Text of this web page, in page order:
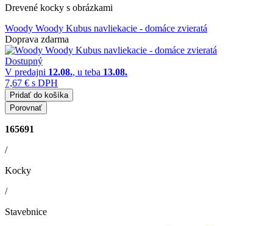
Drevené kocky s obrázkami
Woody Woody Kubus navliekacie - domáce zvieratá
Doprava zdarma
Dostupný
V predajni 12.08., u teba 13.08.
7,67 € s DPH
Pridať do košíka
Porovnať
165691
/
Kocky
/
Stavebnice